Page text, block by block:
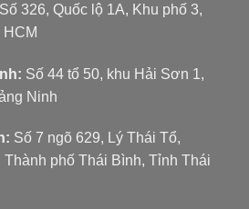
Số 326, Quốc lộ 1A, Khu phố 3,
Số 44 tổ 50, khu Hải Sơn 1,
Ninh
Số 7 ngõ 629, Lý Thái Tổ,
phố Thái Bình, Tỉnh Thái